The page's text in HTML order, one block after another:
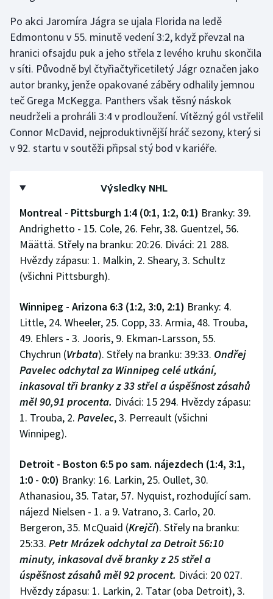
Po akci Jaromíra Jágra se ujala Florida na ledě
Edmontonu v 55. minutě vedení 3:2, když převzal na
hranici ofsajdu puk a jeho střela z levého kruhu skončila
v síti. Původně byl čtyřiačtyřicetiletý Jágr označen jako
autor branky, jenže opakované záběry odhalily jemnou
teč Grega McKegga. Panthers však těsný náskok
neudrželi a prohráli 3:4 v prodloužení. Vítězný gól vstřelil
Connor McDavid, nejproduktivnější hráč sezony, který si
v 92. startu v soutěži připsal stý bod v kariéře.
Výsledky NHL
Montreal - Pittsburgh 1:4 (0:1, 1:2, 0:1) Branky: 39.
Andrighetto - 15. Cole, 26. Fehr, 38. Guentzel, 56.
Määttä. Střely na branku: 20:26. Diváci: 21 288.
Hvězdy zápasu: 1. Malkin, 2. Sheary, 3. Schultz
(všichni Pittsburgh).
Winnipeg - Arizona 6:3 (1:2, 3:0, 2:1) Branky: 4.
Little, 24. Wheeler, 25. Copp, 33. Armia, 48. Trouba,
49. Ehlers - 3. Jooris, 9. Ekman-Larsson, 55.
Chychrun (Vrbata). Střely na branku: 39:33. Ondřej
Pavelec odchytal za Winnipeg celé utkání,
inkasoval tři branky z 33 střel a úspěšnost zásahů
měl 90,91 procenta. Diváci: 15 294. Hvězdy zápasu:
1. Trouba, 2. Pavelec, 3. Perreault (všichni
Winnipeg).
Detroit - Boston 6:5 po sam. nájezdech (1:4, 3:1,
1:0 - 0:0) Branky: 16. Larkin, 25. Oullet, 30.
Athanasiou, 35. Tatar, 57. Nyquist, rozhodující sam.
nájezd Nielsen - 1. a 9. Vatrano, 3. Carlo, 20.
Bergeron, 35. McQuaid (Krejčí). Střely na branku:
25:33. Petr Mrázek odchytal za Detroit 56:10
minuty, inkasoval dvě branky z 25 střel a
úspěšnost zásahů měl 92 procent. Diváci: 20 027.
Hvězdy zápasu: 1. Larkin, 2. Tatar (oba Detroit), 3.